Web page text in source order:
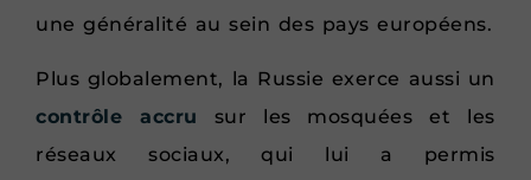
une généralité au sein des pays européens.
Plus globalement, la Russie exerce aussi un
contrôle accru sur les mosquées et les
réseaux sociaux, qui lui a permis